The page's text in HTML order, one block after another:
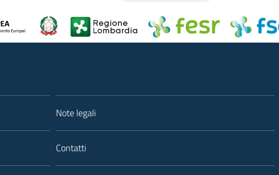
Note legali
Contatti